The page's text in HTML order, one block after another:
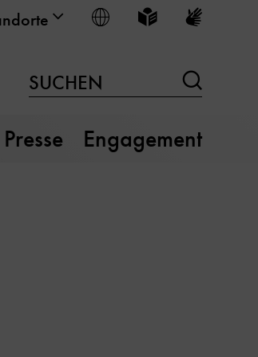
Sprache wählen
Leichte Sprache
SUCHEN
Presse Engagement